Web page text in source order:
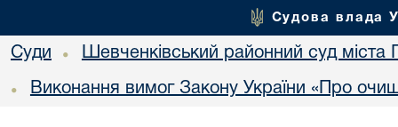
Судова влада
Суди • Шевченківський районний суд міста
• Виконання вимог Закону України «Про